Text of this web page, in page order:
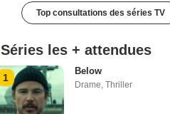
Top consultations des séries TV
Séries les + attendues
1
Below
Drame, Thriller